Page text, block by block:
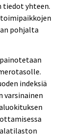
tiedot yhteen.
pohjalta
indeksiä
varsinainen